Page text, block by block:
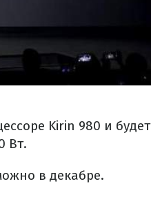
Kirin 980 и будет
Вт.
в декабре.